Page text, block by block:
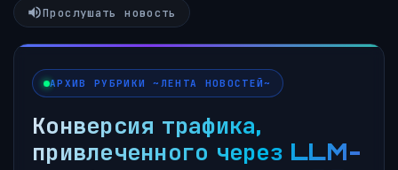
Прослушать новость
АРХИВ РУБРИКИ ~ЛЕНТА НОВОСТЕЙ~
Конверсия трафика,
привлеченного через LLM-